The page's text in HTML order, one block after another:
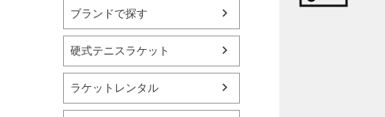
ブランドで探す
硬式テニスラケット
ラケットレンタル